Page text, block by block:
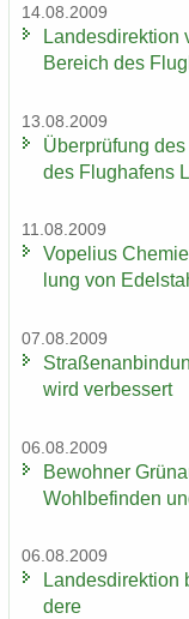
14.08.2009
Lan­des­di­rek­ti­on
Be­reich des
13.08.2009
Über­prü­fung
des Flug­ha­fens
11.08.2009
Vo­pe­li­us
lung von
07.08.2009
wird ver­bes­sert
06.08.2009
Be­woh­ner
Wohl­be­fin­den
06.08.2009
Lan­des­di­rek­ti­on
de­re